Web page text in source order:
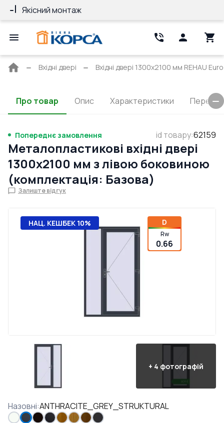
Якісний монтаж
Головна
Вхідні двері Вхідні двері 1300x2100 мм REHAU
Про товар Опис Характеристики
Попереднє замовлення id товару:62159
Металопластикові вхідні двері
1300x2100 мм з лівою боковиною
(комплектація: Базова)
Залиште відгук
НАЦ. КЕШБЕК 10% D
Rw
0.66
+ 4 фотографій
Назовні:ANTHRACITE_GREY_STRUKTURAL